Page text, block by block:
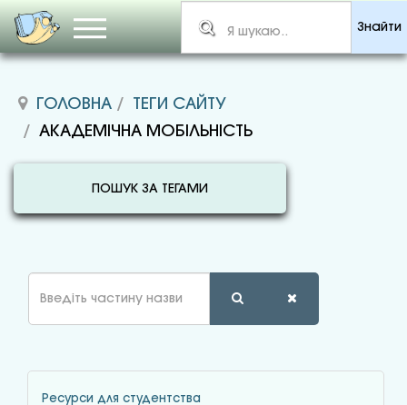
Знайти
ГОЛОВНА
ТЕГИ САЙТУ
АКАДЕМІЧНА МОБІЛЬНІСТЬ
ПОШУК ЗА ТЕГАМИ
частину
назви
Ресурси для студентства